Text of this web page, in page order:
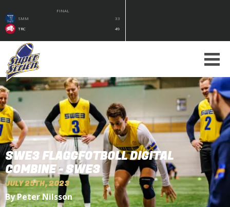
FINAL
SMM
33
TRC
49
SWE3 FLAGGFOTBOLL DIGITAL
COMBINE - SWE3
JULY 25TH, 2023
By Peter Nilsson